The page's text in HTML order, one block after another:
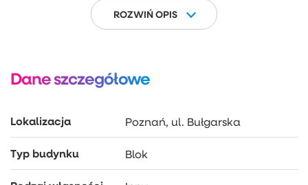
ROZWIŃ OPIS
Dane szczegółowe
Lokalizacja Poznań, ul. Bułgarska
Typ budynku Blok